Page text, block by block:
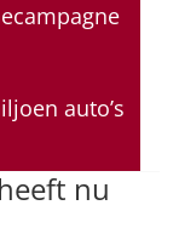
auto’s
nu